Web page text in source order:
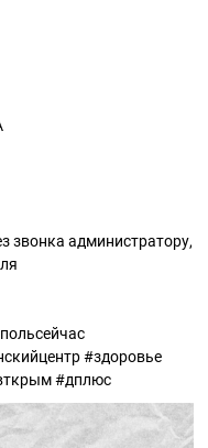
звонка администратору,
#здоровье
#дплюс